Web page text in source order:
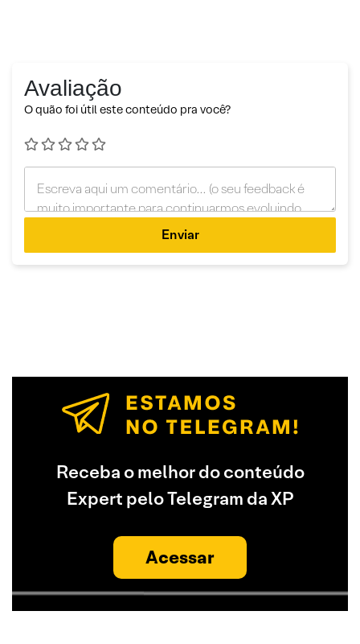
Avaliação
O quão foi útil este conteúdo pra você?
Enviar
Receba o melhor do conteúdo
Expert pelo Telegram da XP
Acessar